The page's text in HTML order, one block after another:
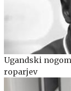
Ugandski
roparjev